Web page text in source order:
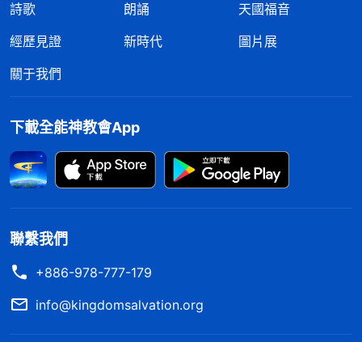
詩歌
朗誦
天國福音
經歷見證
新時代
圖片展
關于我們
下載全能神教會App
聯繫我們
+886-978-777-179
info@kingdomsalvation.org